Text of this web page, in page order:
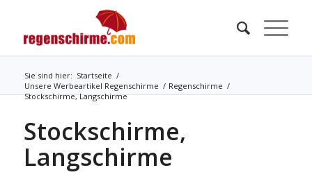
Sie sind hier: Startseite /
Unsere Werbeartikel Regenschirme / Regenschirme /
Stockschirme, Langschirme
Stockschirme,
Langschirme